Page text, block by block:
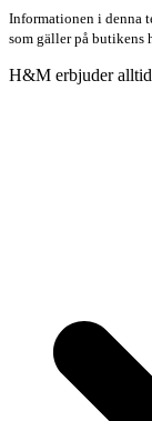
Informationen i denna
som gäller på butikens
H&M erbjuder